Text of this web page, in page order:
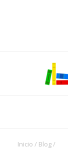
Inicio / Blog /